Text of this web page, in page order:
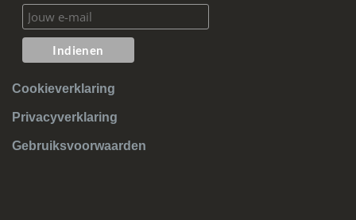
Cookieverklaring
Privacyverklaring
Gebruiksvoorwaarden